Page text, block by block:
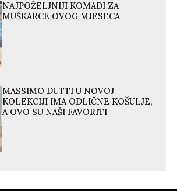
NAJPOŽELJNIJI KOMADI ZA
MUŠKARCE OVOG MJESECA
MASSIMO DUTTI U NOVOJ
KOLEKCIJI IMA ODLIČNE KOŠULJE,
A OVO SU NAŠI FAVORITI